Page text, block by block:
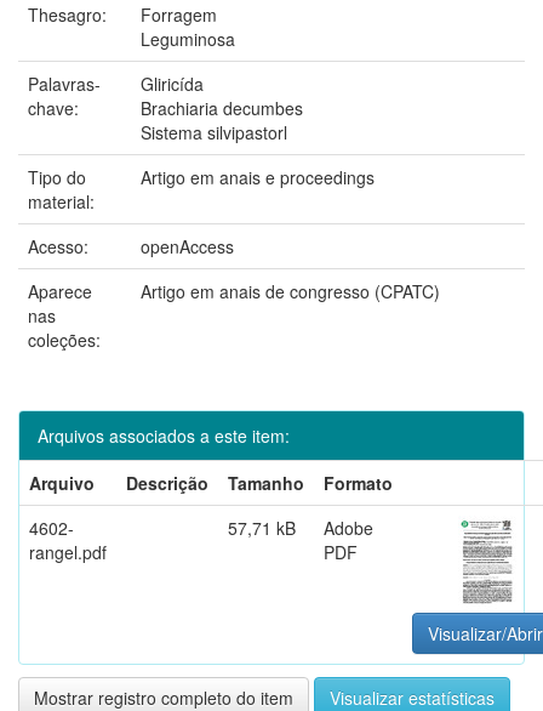
Thesagro:
Forragem
Leguminosa
Palavras-
chave:
Gliricída
Brachiaria decumbes
Sistema silvipastorl
Tipo do
material:
Artigo em anais e proceedings
Acesso:
openAccess
Aparece
nas
coleções:
Artigo em anais de congresso (CPATC)
Arquivos associados a este item:
Arquivo
Descrição Tamanho
Formato
4602-
rangel.pdf
57,71 kB
Adobe
PDF
Visualizar/Abrir
Mostrar registro completo do item Visualizar estatísticas